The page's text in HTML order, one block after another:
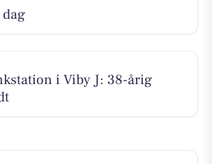
i Viby J: 38-årig